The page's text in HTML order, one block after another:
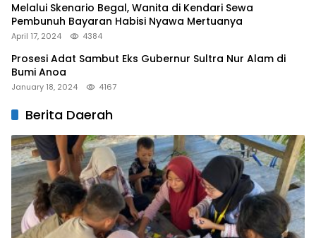
Melalui Skenario Begal, Wanita di Kendari Sewa
Pembunuh Bayaran Habisi Nyawa Mertuanya
April 17, 2024 4384
Prosesi Adat Sambut Eks Gubernur Sultra Nur Alam di
Bumi Anoa
January 18, 2024 4167
Berita Daerah